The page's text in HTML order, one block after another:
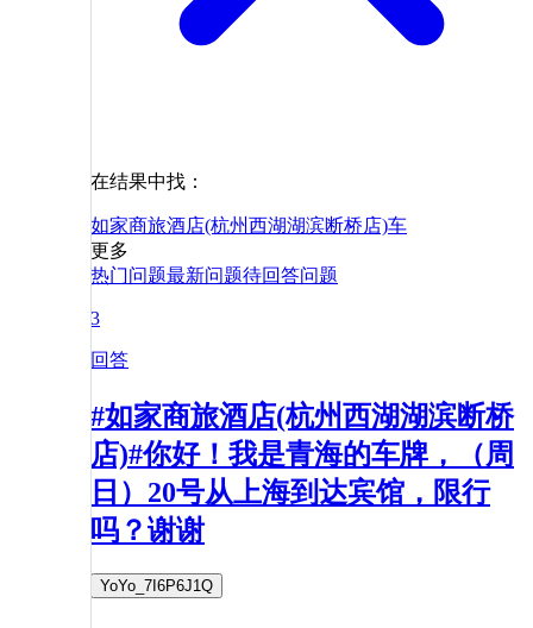
在结果中找：
如家商旅酒店(杭州西湖湖滨断桥店)车
更多
热门问题最新问题待回答问题
3
回答
#如家商旅酒店(杭州西湖湖滨断桥
店)#你好！我是青海的车牌，（周
日）20号从上海到达宾馆，限行
吗？谢谢
YoYo_7I6P6J1Q